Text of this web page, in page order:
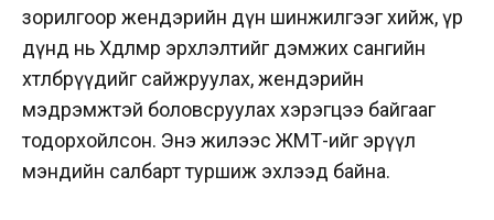
зорилгоор жендэрийн дүн шинжилгээг хийж, үр
дүнд нь Хөдөлмөр эрхлэлтийг дэмжих сангийн
хөтөлбөрүүдийг сайжруулах, жендэрийн
мэдрэмжтэй боловсруулах хэрэгцээ байгааг
тодорхойлсон. Энэ жилээс ЖМТ-ийг эрүүл
мэндийн салбарт туршиж эхлээд байна.